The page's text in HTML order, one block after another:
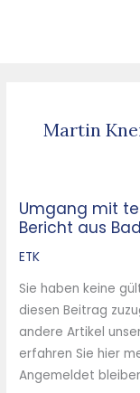
Martin
Umgang mit
Bericht aus
ETK
Sie haben keine
diesen Beitrag
andere Artikel
erfahren Sie hier
Angemeldet
Umgang
mit
teerhaltigem
–
Bericht
aus
Baden-
Württemberg